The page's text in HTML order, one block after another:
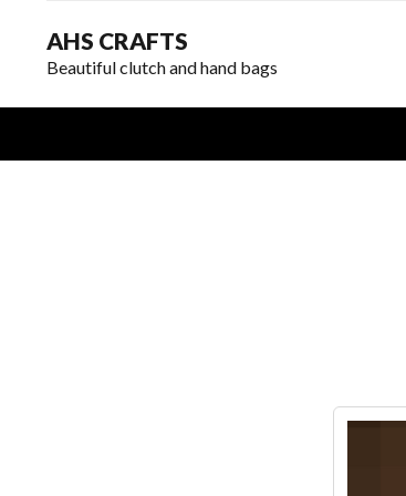
AHS CRAFTS
Beautiful clutch and hand bags